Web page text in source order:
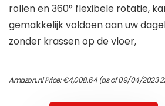
rollen en 360° flexibele rotatie,
gemakkelijk voldoen aan uw
zonder krassen op de vloer,
Amazon.nl Price:€4,008.64(as of 09/04/2023